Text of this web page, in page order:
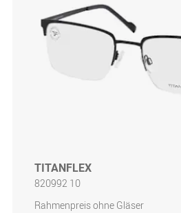
TITANFLEX
820992 10
Rahmenpreis ohne Gläser